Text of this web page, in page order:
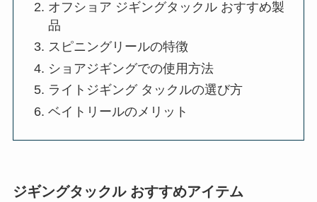
オフショア ジギングタックル おすすめ製
品
スピニングリールの特徴
ショアジギングでの使用方法
ライトジギング タックルの選び方
ベイトリールのメリット
ジギングタックル おすすめアイテム